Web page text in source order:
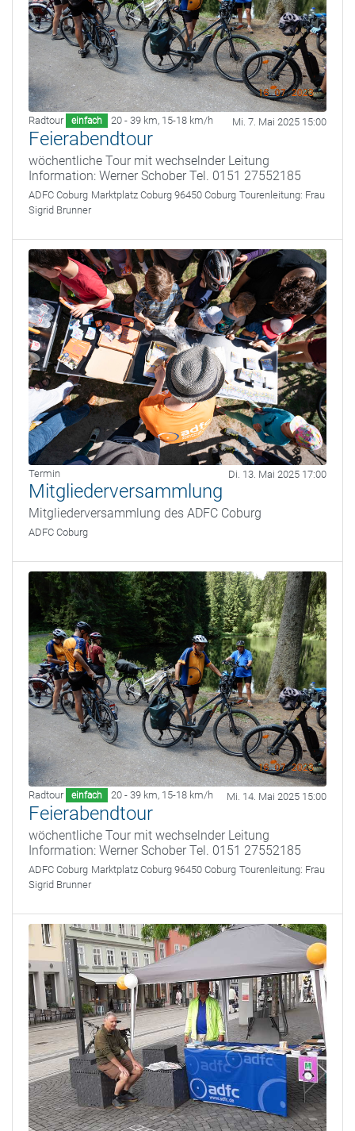
Radtour einfach 20 - 39 km, 15-18 km/h Mi. 7. Mai 2025 15:00
Feierabendtour
wöchentliche Tour mit wechselnder Leitung
Information: Werner Schober Tel. 0151 27552185
ADFC Coburg Marktplatz Coburg 96450 Coburg Tourenleitung: Frau
Sigrid Brunner
Termin Di. 13. Mai 2025 17:00
Mitgliederversammlung
Mitgliederversammlung des ADFC Coburg
ADFC Coburg
Radtour einfach 20 - 39 km, 15-18 km/h Mi. 14. Mai 2025 15:00
Feierabendtour
wöchentliche Tour mit wechselnder Leitung
Information: Werner Schober Tel. 0151 27552185
ADFC Coburg Marktplatz Coburg 96450 Coburg Tourenleitung: Frau
Sigrid Brunner